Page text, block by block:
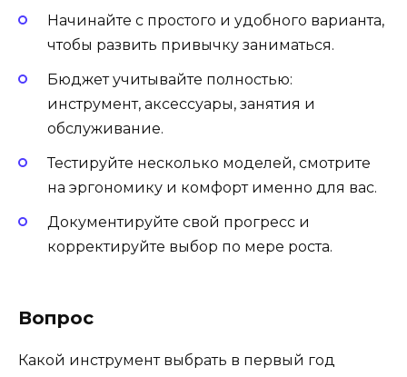
Начинайте с простого и удобного варианта,
чтобы развить привычку заниматься.
Бюджет учитывайте полностью:
инструмент, аксессуары, занятия и
обслуживание.
Тестируйте несколько моделей, смотрите
на эргономику и комфорт именно для вас.
Документируйте свой прогресс и
корректируйте выбор по мере роста.
Вопрос
Какой инструмент выбрать в первый год